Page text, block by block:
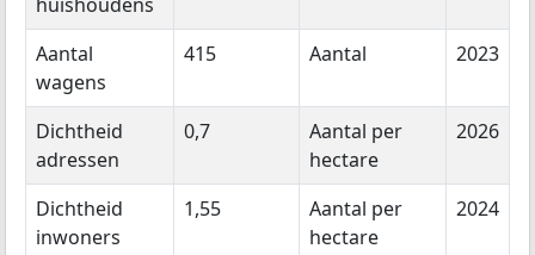
huishoudens
Aantal
wagens
415 Aantal 2023
Dichtheid
adressen
0,7
Aantal per
hectare
2026
Dichtheid
inwoners
1,55
Aantal per
hectare
2024